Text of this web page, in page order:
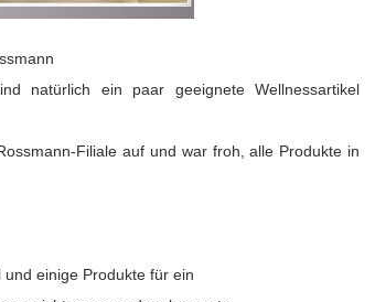
natürlich ein paar geeignete Wellnessartikel
Filiale auf und warfroh, alle Produkte in
und einige Produkte für ein